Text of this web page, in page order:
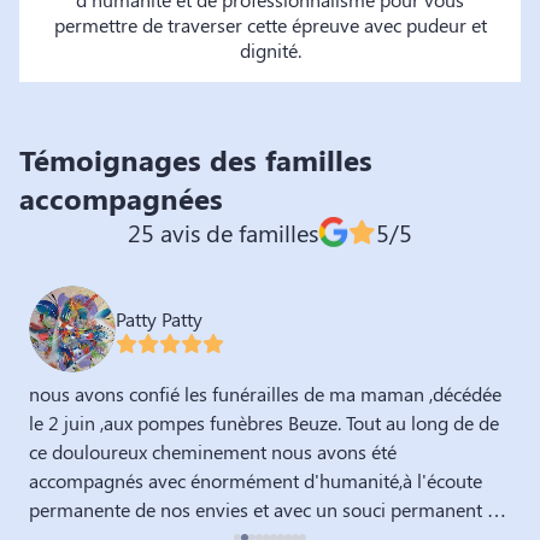
permettre de traverser cette épreuve avec pudeur et
dignité.
Témoignages des familles
accompagnées
25 avis de familles 5/5
Patty Patty
nous avons confié les funérailles de ma maman ,décédée
le 2 juin ,aux pompes funèbres Beuze. Tout au long de de
ce douloureux cheminement nous avons été
accompagnés avec énormément d'humanité,à l'écoute
permanente de nos envies et avec un souci permanent de